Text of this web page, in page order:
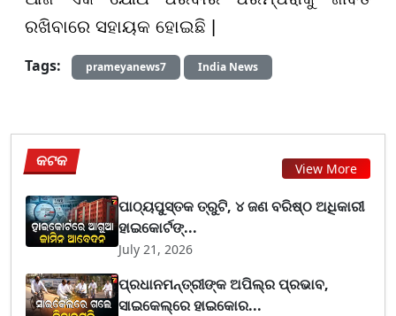
ରଖିବାରେ ସହାୟକ ହୋଇଛି |
Tags:
prameyanews7 India News
କଟକ View More
ପାଠ୍ୟପୁସ୍ତକ ତ୍ରୁଟି, ୪ ଜଣ ବରିଷ୍ଠ ଅଧିକାରୀ
ହାଇକୋର୍ଟଙ୍...
July 21, 2026
ପ୍ରଧାନମନ୍ତ୍ରୀଙ୍କ ଅପିଲ୍‌ର ପ୍ରଭାବ,
ସାଇକେଲ୍‌ରେ ହାଇକୋର...